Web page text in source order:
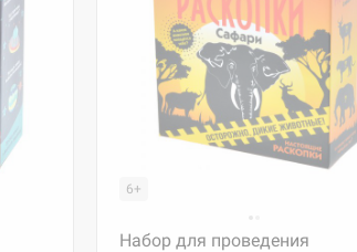
6+
Набор для проведения